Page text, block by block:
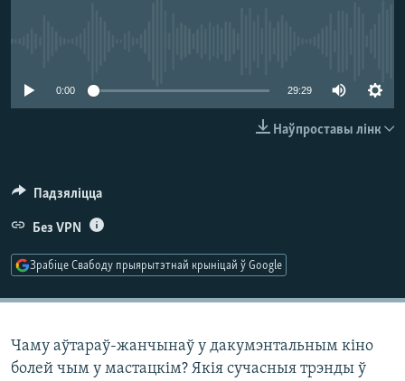
0:00 29:29
Наўпроставы лінк
Падзяліцца
Без VPN
Зрабіце Свабоду прыярытэтнай крыніцай ў Google
Чаму аўтараў-жанчынаў у дакумэнтальным кіно
болей чым у мастацкім? Якія сучасныя трэнды ў